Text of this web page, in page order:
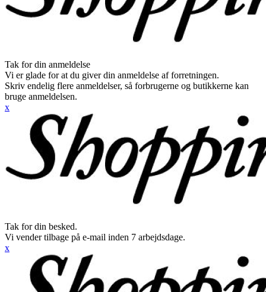
Tak for din anmeldelse
Vi er glade for at du giver din anmeldelse af forretningen.
Skriv endelig flere anmeldelser, så forbrugerne og butikkerne kan
bruge anmeldelsen.
x
Tak for din besked.
Vi vender tilbage på e-mail inden 7 arbejdsdage.
x